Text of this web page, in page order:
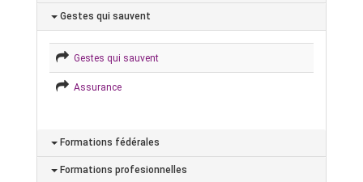
Gestes qui sauvent
Gestes qui sauvent
Assurance
Formations fédérales
Formations profesionnelles